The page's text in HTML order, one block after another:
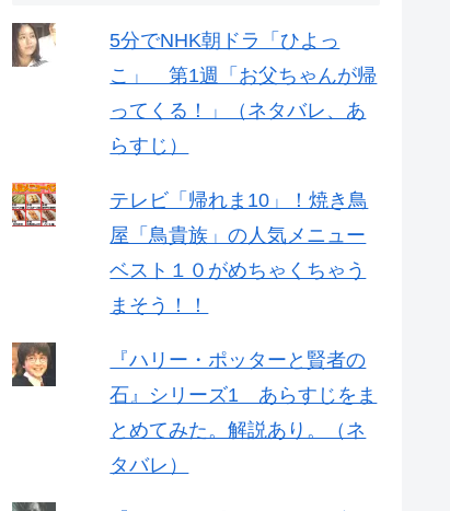
5分でNHK朝ドラ「ひよっ
こ」 第1週「お父ちゃんが帰
ってくる！」（ネタバレ、あ
らすじ）
テレビ「帰れま10」！焼き鳥
屋「鳥貴族」の人気メニュー
ベスト１０がめちゃくちゃう
まそう！！
『ハリー・ポッターと賢者の
石』シリーズ1 あらすじをま
とめてみた。解説あり。（ネ
タバレ）